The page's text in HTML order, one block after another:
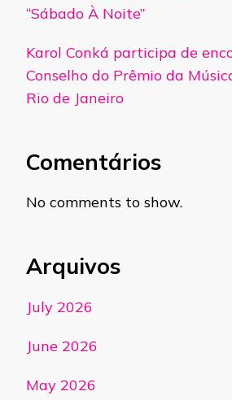
“Sábado À Noite”
Karol Conká participa de
Conselho do Prêmio da
Rio de Janeiro
Comentários
No comments to show.
Arquivos
July 2026
June 2026
May 2026